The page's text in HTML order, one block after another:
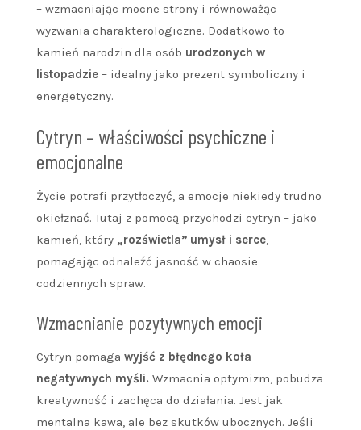
– wzmacniając mocne strony i równoważąc
wyzwania charakterologiczne. Dodatkowo to
kamień narodzin dla osób urodzonych w
listopadzie – idealny jako prezent symboliczny i
energetyczny.
Cytryn – właściwości psychiczne i
emocjonalne
Życie potrafi przytłoczyć, a emocje niekiedy trudno
okiełznać. Tutaj z pomocą przychodzi cytryn – jako
kamień, który „rozświetla” umysł i serce
pomagając odnaleźć jasność w chaosie
codziennych spraw.
Wzmacnianie pozytywnych emocji
Cytryn pomaga wyjść z błędnego koła
negatywnych myśli. Wzmacnia optymizm, pobudza
kreatywność i zachęca do działania. Jest jak
mentalna kawa, ale bez skutków ubocznych. Jeśli